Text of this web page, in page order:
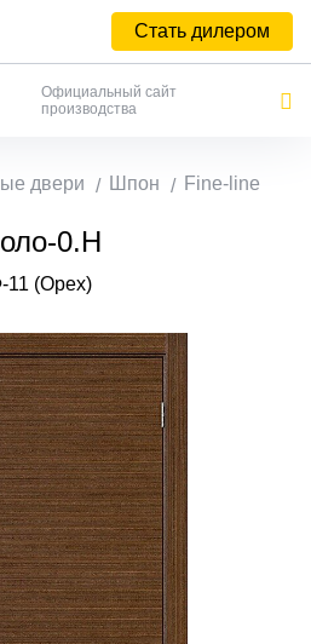
Стать дилером
Официальный сайт
производства
двери Шпон Fine-line
0.H
11 (Орех)